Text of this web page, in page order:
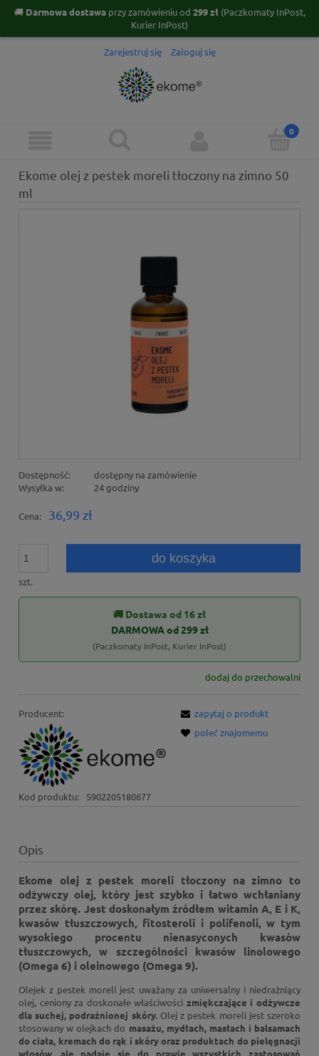
🚚 Darmowa dostawaprzy zamówieniu od 299 zł(Paczkomaty InPost,
Kurier InPost)
Zarejestruj się Zaloguj się
Ekome olej z pestek moreli tłoczony na zimno 50
ml
Dostępność:
dostępny na zamówienie
Wysyłka w:
24 godziny
Cena: 36,99 zł
szt.
do koszyka
🚚 Dostawa od 16 zł
DARMOWA od 299 zł
(Paczkomaty InPost, Kurier InPost)
dodaj do przechowalni
Producent:
Kod produktu: 5902205180677
zapytaj o produkt
poleć znajomemu
Opis
Ekome olej z pestek moreli tłoczony na zimno to
odżywczy olej, który jest szybko i łatwo wchłaniany
przez skórę. Jest doskonałym źródłem witamin A, E i K,
kwasów tłuszczowych, fitosteroli i polifenoli, w tym
wysokiego procentu nienasyconych kwasów
tłuszczowych, w szczególności kwasów linolowego
(Omega 6) i oleinowego (Omega 9).
Olejek z pestek moreli jest uważany za uniwersalny i niedrażniący
olej, ceniony za doskonałe właściwości zmiękczające i odżywcze
dla suchej, podrażnionej skóry.Olej z pestek moreli jest szeroko
stosowany w olejkach do masażu, mydłach, masłach i balsamach
do ciała, kremach do rąk i skóry oraz produktach do pielęgnacji
włosów, ale nadaje się do prawie wszystkich zastosowań